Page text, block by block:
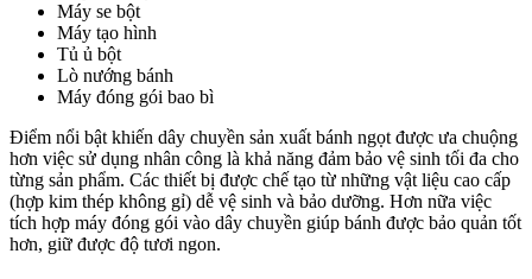
Máy se bột
Máy tạo hình
Tủ ủ bột
Lò nướng bánh
Máy đóng gói bao bì
Điểm nổi bật khiến dây chuyền sản xuất bánh ngọt được ưa chuộng
hơn việc sử dụng nhân công là khả năng đảm bảo vệ sinh tối đa cho
từng sản phẩm. Các thiết bị được chế tạo từ những vật liệu cao cấp
(hợp kim thép không gỉ) dễ vệ sinh và bảo dưỡng. Hơn nữa việc
tích hợp máy đóng gói vào dây chuyền giúp bánh được bảo quản tốt
hơn, giữ được độ tươi ngon.